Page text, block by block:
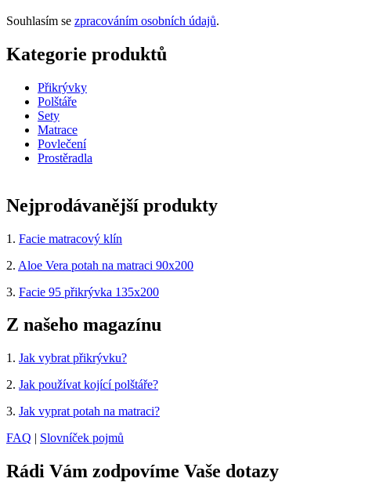
Souhlasím se zpracováním osobních údajů.
Kategorie produktů
Přikrývky
Polštáře
Sety
Matrace
Povlečení
Prostěradla
Nejprodávanější produkty
1. Facie matracový klín
2. Aloe Vera potah na matraci 90x200
3. Facie 95 přikrývka 135x200
Z našeho magazínu
1. Jak vybrat přikrývku?
2. Jak používat kojící polštáře?
3. Jak vyprat potah na matraci?
FAQ | Slovníček pojmů
Rádi Vám zodpovíme Vaše dotazy